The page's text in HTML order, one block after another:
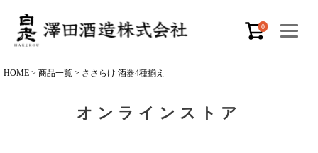
0
HOME 商品一覧 ささらけ 酒器4種揃え
オンラインストア